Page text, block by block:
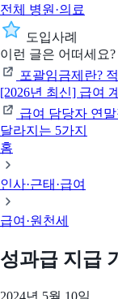
전체 병원·의료
도입사례
이런 글은 어떠세요?
포괄임금제란?
[2026년 최신] 급여
급여 담당자 연
달라지는 5가지
홈
인사·근태·급여
급여·원천세
성과급 지급
2024년 5월 10일